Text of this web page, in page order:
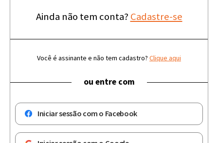
Ainda não tem conta? Cadastre-se
Você é assinante e não tem cadastro? Clique aqui
ou entre com
Iniciar sessão com o Facebook